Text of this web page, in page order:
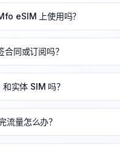
eSIM 上使用吗？
同或订阅吗？
实体 SIM 吗？
流量怎么办？